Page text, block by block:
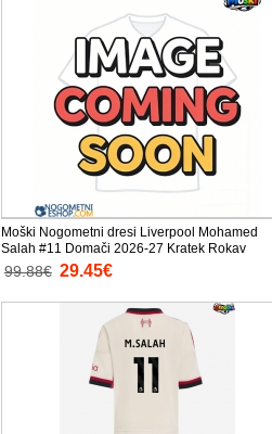
Moški Nogometni dresi Liverpool Mohamed
Salah #11 Domači 2026-27 Kratek Rokav
99.88€ 29.45€